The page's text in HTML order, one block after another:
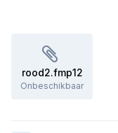
rood2.fmp12
Onbeschikbaar